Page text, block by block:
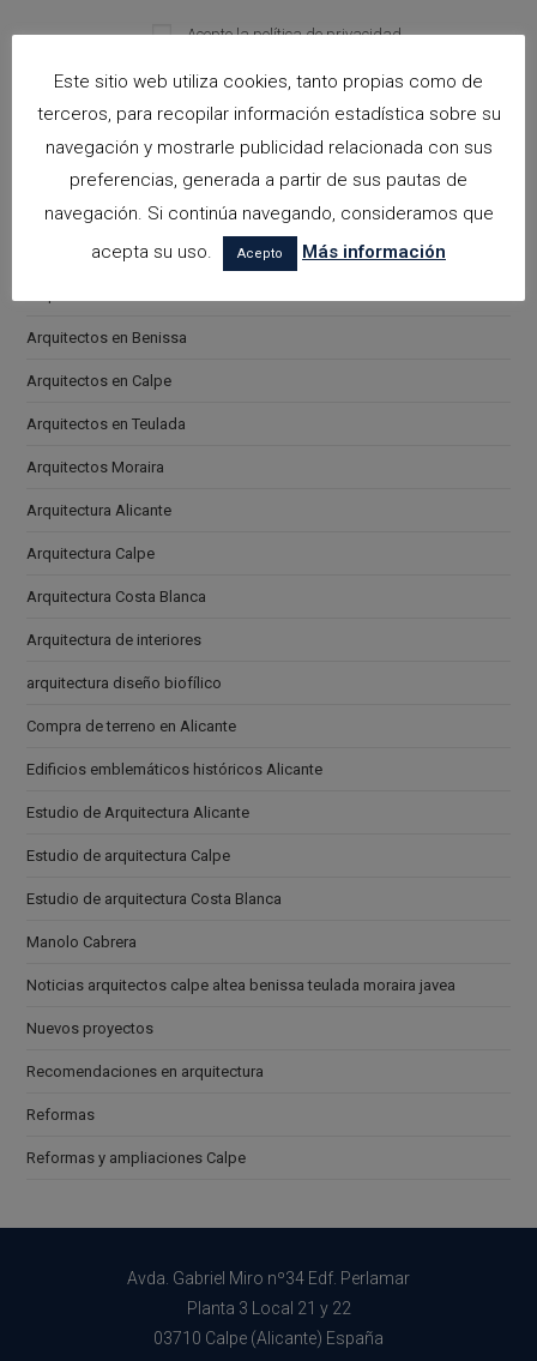
Please leave this field empty.
Acepto lapolítica de privacidad
Categorías
arquitectora espacios biofilicos
Arquitectos en Alicante
Arquitectos en Benissa
Arquitectos en Calpe
Arquitectos en Teulada
Arquitectos Moraira
Arquitectura Alicante
Arquitectura Calpe
Arquitectura Costa Blanca
Arquitectura de interiores
arquitectura diseño biofílico
Compra de terreno en Alicante
Edificios emblemáticos históricos Alicante
Estudio de Arquitectura Alicante
Estudio de arquitectura Calpe
Estudio de arquitectura Costa Blanca
Manolo Cabrera
Noticias arquitectos calpe altea benissa teulada moraira javea
Nuevos proyectos
Recomendaciones en arquitectura
Reformas
Reformas y ampliaciones Calpe
Avda. Gabriel Miro nº34 Edf. Perlamar
Planta 3 Local 21 y 22
03710 Calpe (Alicante) España
Este sitio web utiliza cookies, tanto propias como de
terceros, para recopilar información estadística sobre su
navegación y mostrarle publicidad relacionada con sus
preferencias, generada a partir de sus pautas de
navegación. Si continúa navegando, consideramos que
acepta su uso.
Acepto Más información